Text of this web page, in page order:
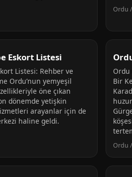
Ordu
Eskort Listesi
Listesi: Rehber ve
Ordu’nun yemyeşil
öne çıkan
dönemde yetişkin
arayanlar için de
haline geldi.
Ordu
Bir
Ordu